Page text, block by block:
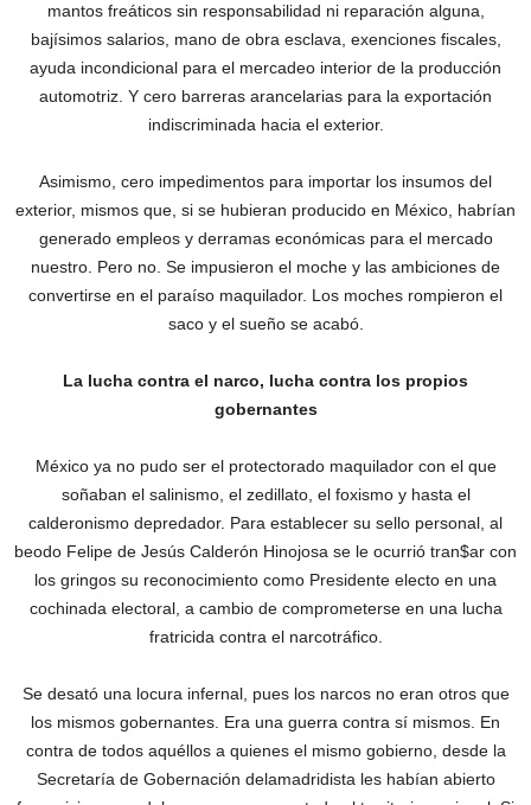
mantos freáticos sin responsabilidad ni reparación alguna,
bajísimos salarios, mano de obra esclava, exenciones fiscales,
ayuda incondicional para el mercadeo interior de la producción
automotriz. Y cero barreras arancelarias para la exportación
indiscriminada hacia el exterior.
Asimismo, cero impedimentos para importar los insumos del
exterior, mismos que, si se hubieran producido en México, habrían
generado empleos y derramas económicas para el mercado
nuestro. Pero no. Se impusieron el moche y las ambiciones de
convertirse en el paraíso maquilador. Los moches rompieron el
saco y el sueño se acabó.
La lucha contra el narco, lucha contra los propios
gobernantes
‎México ya no pudo ser el protectorado maquilador con el que
soñaban el salinismo, el zedillato, el foxismo y hasta el
calderonismo depredador. Para establecer su sello personal, al
beodo Felipe de Jesús Calderón Hinojosa se le ocurrió tran$ar con
los gringos su reconocimiento como Presidente electo en una
cochinada electoral, a cambio de comprometerse en una lucha
fratricida contra el narcotráfico.
Se desató una locura infernal, pues los narcos no eran otros que
los mismos gobernantes. Era una guerra contra sí mismos. En
contra de todos aquéllos a quienes el mismo gobierno, desde la
Secretaría de Gobernación delamadridista les habían abierto